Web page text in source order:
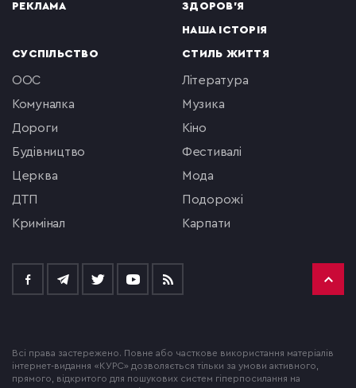
РЕКЛАМА ЗДОРОВ'Я
НАША ІСТОРІЯ
СУСПІЛЬСТВО
ООС
комуналка
Дороги
будівництво
церква
ДТП
кримінал
СТИЛЬ ЖИТТЯ
література
музика
кіно
фестивалі
мода
подорожі
Карпати
Всі права застережено. Повне або часткове використання матеріалів
інтернет-видання «КУРС» дозволяється тільки за умови активного,
прямого, відкритого для пошукових систем гіперпосилання на